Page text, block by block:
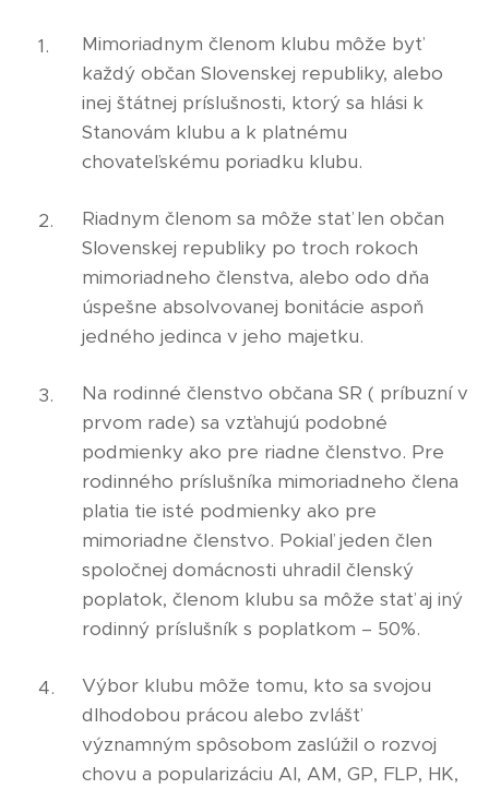
Mimoriadnym členom klubu môže byť
každý občan Slovenskej republiky, alebo
inej štátnej príslušnosti, ktorý sa hlási k
Stanovám klubu a k platnému
chovateľskému poriadku klubu.
Riadnym členom sa môže stať len občan
Slovenskej republiky po troch rokoch
mimoriadneho členstva, alebo odo dňa
úspešne absolvovanej bonitácie aspoň
jedného jedinca v jeho majetku.
Na rodinné členstvo občana SR ( príbuzní v
prvom rade) sa vzťahujú podobné
podmienky ako pre riadne členstvo. Pre
rodinného príslušníka mimoriadneho člena
platia tie isté podmienky ako pre
mimoriadne členstvo. Pokiaľ jeden člen
spoločnej domácnosti uhradil členský
poplatok, členom klubu sa môže stať aj iný
rodinný príslušník s poplatkom – 50%.
Výbor klubu môže tomu, kto sa svojou
dlhodobou prácou alebo zvlášť
významným spôsobom zaslúžil o rozvoj
chovu a popularizáciu AI, AM, GP, FLP, HK,